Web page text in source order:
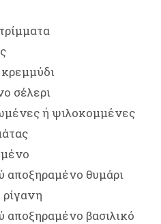
σέλερι
ή ψιλοκομμένες
αποξηραμένο θυμάρι
ρίγανη
αποξηραμένο βασιλικό